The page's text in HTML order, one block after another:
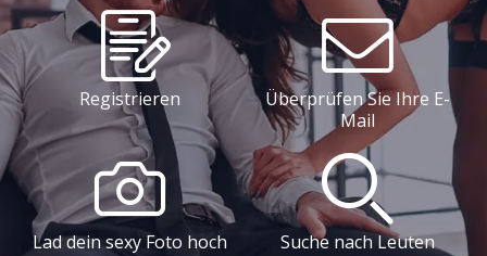
Registrieren
Überprüfen Sie Ihre E-
Mail
Lad dein sexy Foto hoch Suche nach Leuten